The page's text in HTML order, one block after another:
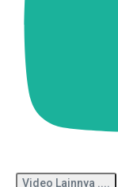
Video Lainnya ....